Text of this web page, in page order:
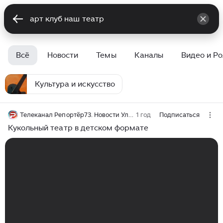
Всё Новости Темы Каналы Видео и
Культура и искусство
Телеканал Репортёр73. Новости Ульяновск 1 год Подписаться
Кукольный театр в детском формате